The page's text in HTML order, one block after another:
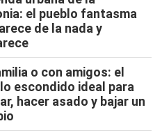
el pueblo fantasma
de la nada y
o con amigos: el
escondido ideal para
hacer asado y bajar un